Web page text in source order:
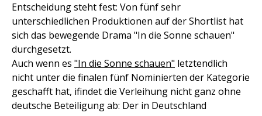
Entscheidung steht fest: Von fünf sehr
unterschiedlichen Produktionen auf der Shortlist hat
sich das bewegende Drama "In die Sonne schauen"
durchgesetzt.
Auch wenn es "In die Sonne schauen" letztendlich
nicht unter die finalen fünf Nominierten der Kategorie
geschafft hat, ifindet die Verleihung nicht ganz ohne
deutsche Beteiligung ab: Der in Deutschland